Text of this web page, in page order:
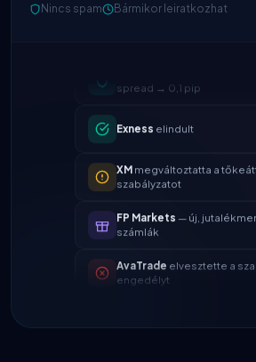
Nincs spam Bármikor leiratkozhat
szabályzatot
számlák
engedélyt